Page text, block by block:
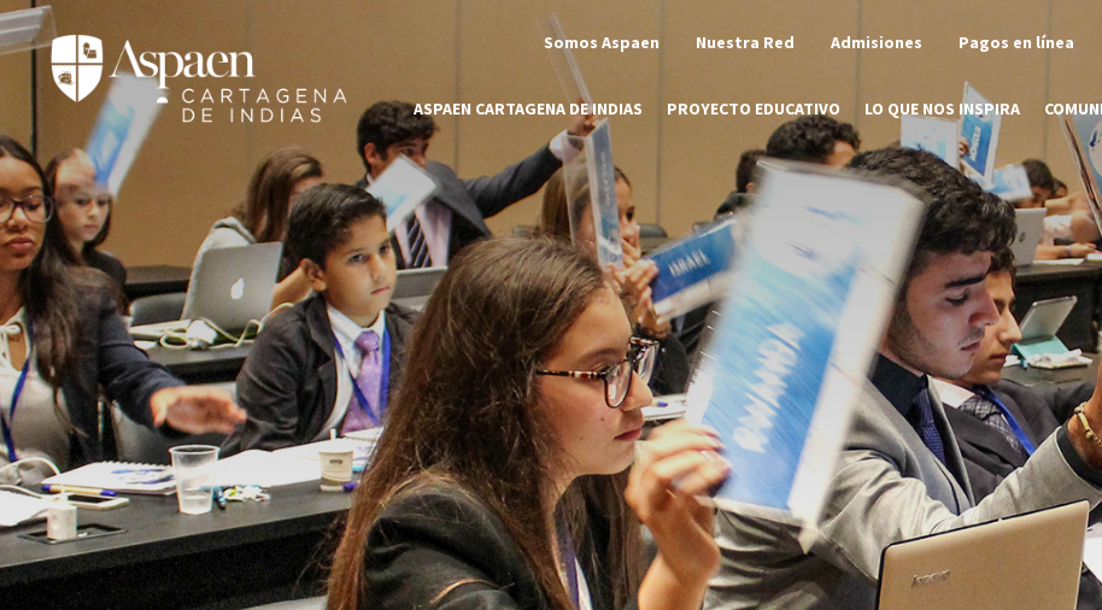
Somos Aspaen Nuestra Red Admisiones Pagos en línea
ASPAEN CARTAGENA DE INDIAS PROYECTO EDUCATIVO LO QUE NOS INSPIRA